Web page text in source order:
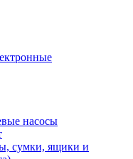
насосы
сумки, ящики и